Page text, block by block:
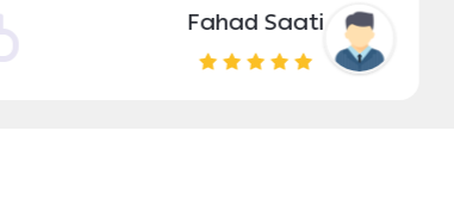
Fahad Saati